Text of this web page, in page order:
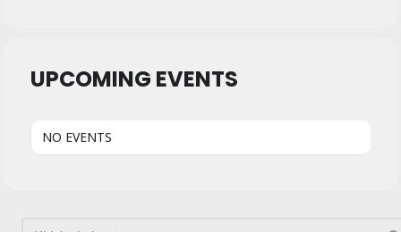
UPCOMING EVENTS
NO EVENTS